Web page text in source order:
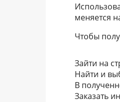
меняется
Чтобы
Зайти на
Найти и
В
Заказать